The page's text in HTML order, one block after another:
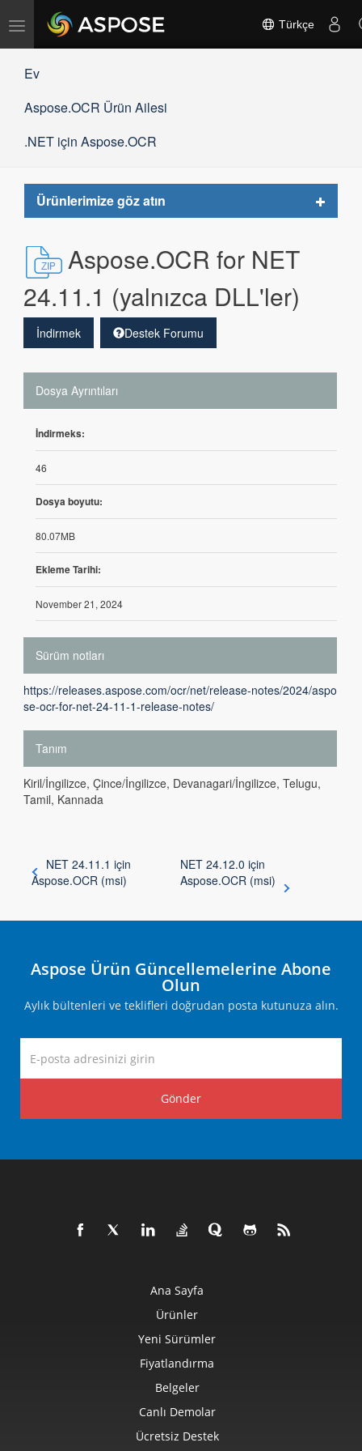
Gezinmeyi
Türkçe
Ev
Aspose.OCR Ürün Ailesi
.NET için Aspose.OCR
Ürünlerimize göz atın
Toggle
Aspose.OCR for NET
24.11.1 (yalnızca DLL'ler)
İndirmek Destek Forumu
Dosya Ayrıntıları
İndirmeks:
46
Dosya boyutu:
80.07MB
Ekleme Tarihi:
November 21, 2024
Sürüm notları
https://releases.aspose.com/ocr/net/release-notes/2024/aspo
se-ocr-for-net-24-11-1-release-notes/
Tanım
Kiril/İngilizce, Çince/İngilizce, Devanagari/İngilizce, Telugu,
Tamil, Kannada
NET 24.11.1 için
Aspose.OCR (msi)
NET 24.12.0 için
Aspose.OCR (msi)
Aspose Ürün Güncellemelerine Abone
Olun
Aylık bültenleri ve teklifleri doğrudan posta kutunuza alın.
Gönder
Ana Sayfa
Ürünler
Yeni Sürümler
Fiyatlandırma
Belgeler
Canlı Demolar
Ücretsiz Destek